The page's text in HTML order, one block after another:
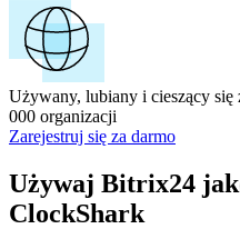
Używany, lubiany i cieszący się
000 organizacji
Zarejestruj się za darmo
Używaj Bitrix24
ClockShark